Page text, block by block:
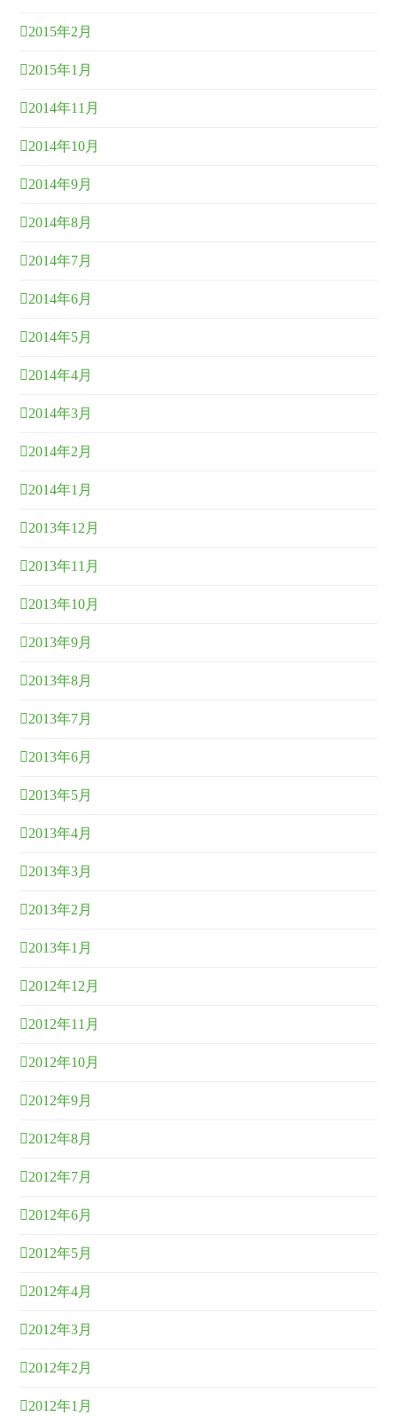
2015年2月
2015年1月
2014年11月
2014年10月
2014年9月
2014年8月
2014年7月
2014年6月
2014年5月
2014年4月
2014年3月
2014年2月
2014年1月
2013年12月
2013年11月
2013年10月
2013年9月
2013年8月
2013年7月
2013年6月
2013年5月
2013年4月
2013年3月
2013年2月
2013年1月
2012年12月
2012年11月
2012年10月
2012年9月
2012年8月
2012年7月
2012年6月
2012年5月
2012年4月
2012年3月
2012年2月
2012年1月